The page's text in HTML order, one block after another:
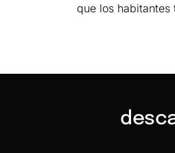
que los habitantes